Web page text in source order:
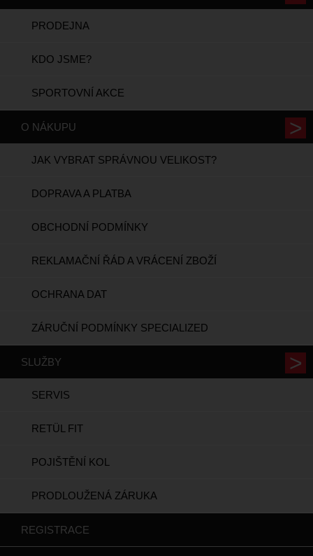
PRODEJNA
KDO JSME?
SPORTOVNÍ AKCE
O NÁKUPU
JAK VYBRAT SPRÁVNOU VELIKOST?
DOPRAVA A PLATBA
OBCHODNÍ PODMÍNKY
REKLAMAČNÍ ŘÁD A VRÁCENÍ ZBOŽÍ
OCHRANA DAT
ZÁRUČNÍ PODMÍNKY SPECIALIZED
SLUŽBY
SERVIS
RETÜL FIT
POJIŠTĚNÍ KOL
PRODLOUŽENÁ ZÁRUKA
REGISTRACE